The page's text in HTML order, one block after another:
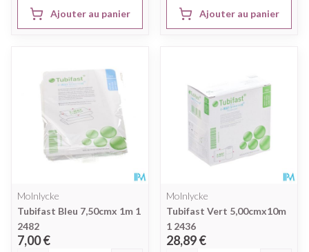
Ajouter au panier Ajouter au panier
Molnlycke
Tubifast Bleu 7,50cmx 1m 1
2482
7,00 €
Molnlycke
Tubifast Vert 5,00cmx10m
1 2436
28,89 €